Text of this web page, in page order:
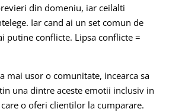
din domeniu, iar ceilalti
Iar cand ai un set comun de
putine conflicte. Lipsa conflicte =
mai usor o comunitate, incearca sa
una dintre aceste emotii inclusiv in
o oferi clientilor la cumparare.